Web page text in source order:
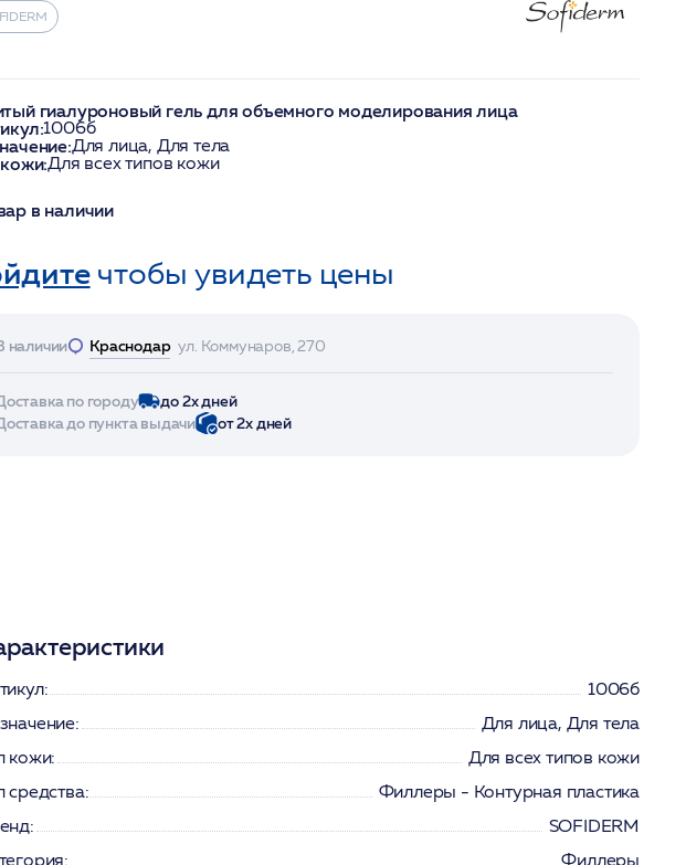
гиалуроновый гель для объемного моделирования лица
1006б
Для лица, Для тела
Для всех типов кожи
в наличии
чтобы увидеть цены
наличии Краснодар ул. Коммунаров, 270
по городу
до 2х дней
до пункта выдачи
от 2х дней
1006б
Для лица, Для тела
кожи:
Для всех типов кожи
средства:
Филлеры - Контурная пластика
SOFIDERM
Филлеры